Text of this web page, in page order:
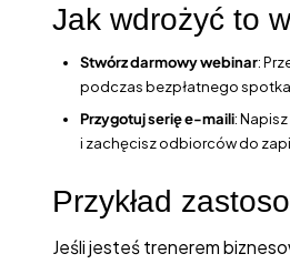
Jak wdrożyć to
Stwórz darmowy webinar:
podczas bezpłatnego
Przygotuj serię e-maili:
i zachęcisz odbiorców do
Przykład
Jeśli jesteś trenerem